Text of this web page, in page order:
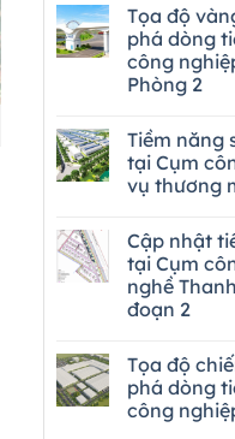
Tọa độ
phá dòng
công
Phòng 2
Tiềm năng
tại Cụm
vụ thương
Cập nhật
tại Cụm
nghề
đoạn 2
Tọa độ
phá dòng
công